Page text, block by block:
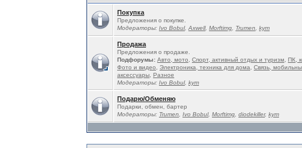
Покупка
Предложения о покупке.
Модераторы: Ivo Bobul,Ахwell, Morftimg, Trumen, kym
Продажа
Предложения о продаже.
Подфорумы: Авто, мото, Спорт, активный отдых и туризм, ПК,
Фото и видео, Электроника, техника для дома, Связь,
аксессуары, Разное
Модераторы: Ivo Bobul, kym
Подарю/Обменяю
Подарки, обмен, бартер
Модераторы: Trumen, Ivo Bobul, Morftimg, diodekiller, kym